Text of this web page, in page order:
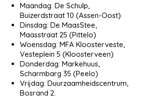
Maandag: De Schulp,
Buizerdstraat 10 (Assen-Oost)
Dinsdag: De MaasStee,
Maasstraat 25 (Pittelo)
Woensdag: MFA Kloosterveste,
Vesteplein 5 (Kloosterveen)
Donderdag: Markehuus,
Scharmbarg 35 (Peelo)
Vrijdag: Duurzaamheidscentrum,
Bosrand 2.